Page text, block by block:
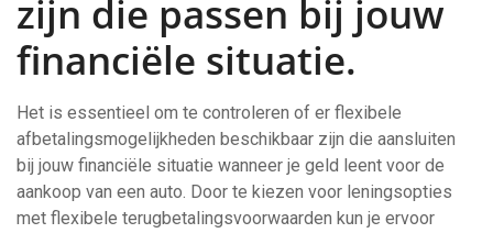
zijn die passen bij jouw
financiële situatie.
Het is essentieel om te controleren of er flexibele
afbetalingsmogelijkheden beschikbaar zijn die aansluiten
bij jouw financiële situatie wanneer je geld leent voor de
aankoop van een auto. Door te kiezen voor leningsopties
met flexibele terugbetalingsvoorwaarden kun je ervoor